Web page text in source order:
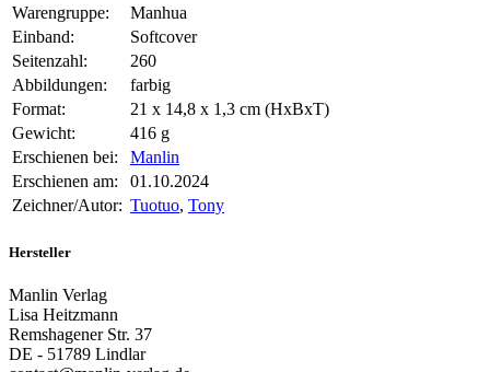
Warengruppe:
Manhua
Einband:
Softcover
Seitenzahl:
260
Abbildungen:
farbig
Format:
21 x 14,8 x 1,3 cm (HxBxT)
Gewicht:
416 g
Erschienen bei:
Manlin
Erschienen am:
01.10.2024
Zeichner/Autor: Tuotuo, Tony
Hersteller
Manlin Verlag
Lisa Heitzmann
Remshagener Str. 37
DE - 51789 Lindlar